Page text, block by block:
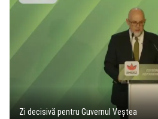
Zi decisivă pentru Guvernul Veștea